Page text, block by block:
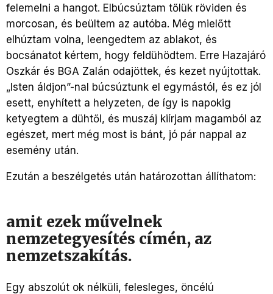
felemelni a hangot. Elbúcsúztam tőlük röviden és
morcosan, és beültem az autóba. Még mielőtt
elhúztam volna, leengedtem az ablakot, és
bocsánatot kértem, hogy feldühödtem. Erre Hazajáró
Oszkár és BGA Zalán odajöttek, és kezet nyújtottak.
„Isten áldjon”-nal búcsúztunk el egymástól, és ez jól
esett, enyhített a helyzeten, de így is napokig
ketyegtem a dühtől, és muszáj kiírjam magamból az
egészet, mert még most is bánt, jó pár nappal az
esemény után.
Ezután a beszélgetés után határozottan állíthatom:
amit ezek művelnek
nemzetegyesítés címén, az
nemzetszakítás.
Egy abszolút ok nélküli, felesleges, öncélú